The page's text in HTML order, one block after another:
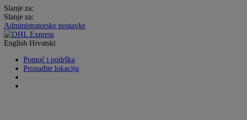
Slanje za:
Slanje za:
Administratorske postavke
English Hrvatski
Pomoć i podrška
Pronađite lokaciju